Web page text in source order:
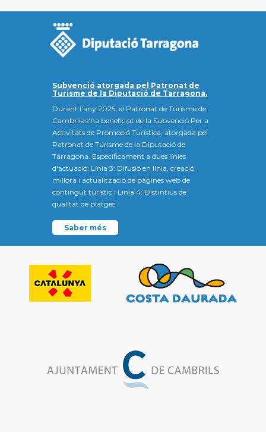
Subvenció atorgada pel Patronat de
Turisme de la Diputació de Tarragona.
Durant l'any 2025, el Patronat de Turisme de
Cambrils s'ha beneficiat de la Subvenció Per a
Activitats de Promoció Turística, atorgada pel
Patronat de Turisme de la Diputació de
Tarragona. Específicament a dues línies
d'actuació: Línia 3: Difusió en línia, creació,
millora i actualització de pàgines web de
contingut turístic i Línia 4: Distintius de
qualitat de platges.
Saber més